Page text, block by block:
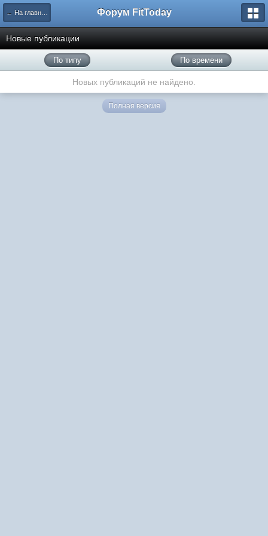
← На главную Форум FitToday
Новые публикации
По типу По времени
Новых публикаций не найдено.
Полная версия